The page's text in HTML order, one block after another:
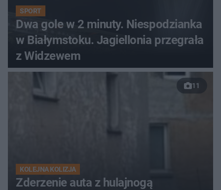
SPORT
Dwa gole w 2 minuty. Niespodzianka
w Białymstoku. Jagiellonia przegrała
z Widzewem
11
KOLEJNA KOLIZJA
Zderzenie auta z hulajnogą